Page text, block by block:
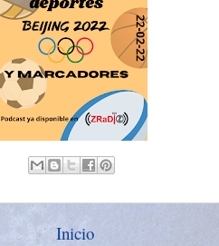
Inicio